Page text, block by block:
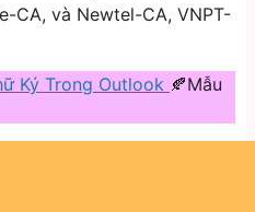
CA, và Newtel-CA, VNPT-
Ký Trong Outlook 🍂Mẫu